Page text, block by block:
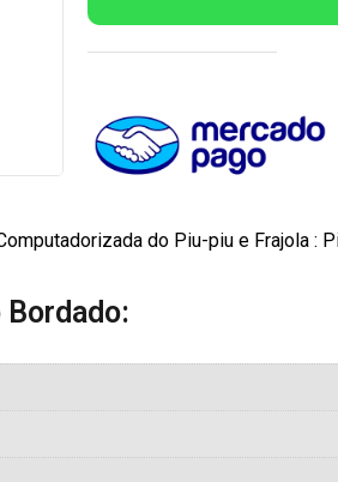
do Piu-piu e Frajola :